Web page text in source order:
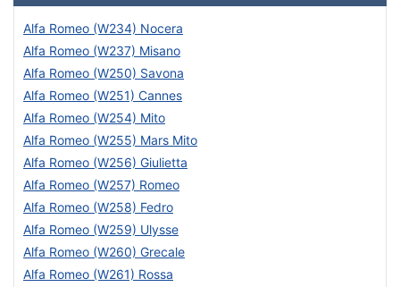
Alfa Romeo (W234) Nocera
Alfa Romeo (W237) Misano
Alfa Romeo (W250) Savona
Alfa Romeo (W251) Cannes
Alfa Romeo (W254) Mito
Alfa Romeo (W255) Mars Mito
Alfa Romeo (W256) Giulietta
Alfa Romeo (W257) Romeo
Alfa Romeo (W258) Fedro
Alfa Romeo (W259) Ulysse
Alfa Romeo (W260) Grecale
Alfa Romeo (W261) Rossa